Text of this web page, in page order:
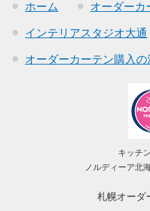
ホーム オーダーカ
インテリアスタジオ大通
オーダーカーテン購入の
キッチ
ノルディーア北
札幌オーダ